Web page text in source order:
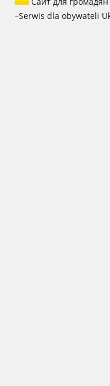
–Serwis dla obywateli